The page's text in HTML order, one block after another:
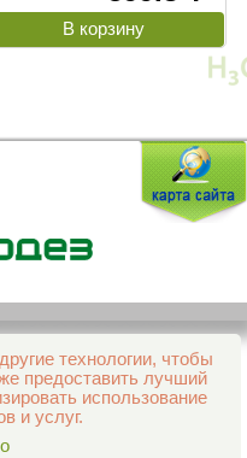
технологии, чтобы
предоставить лучший
использование
и услуг.